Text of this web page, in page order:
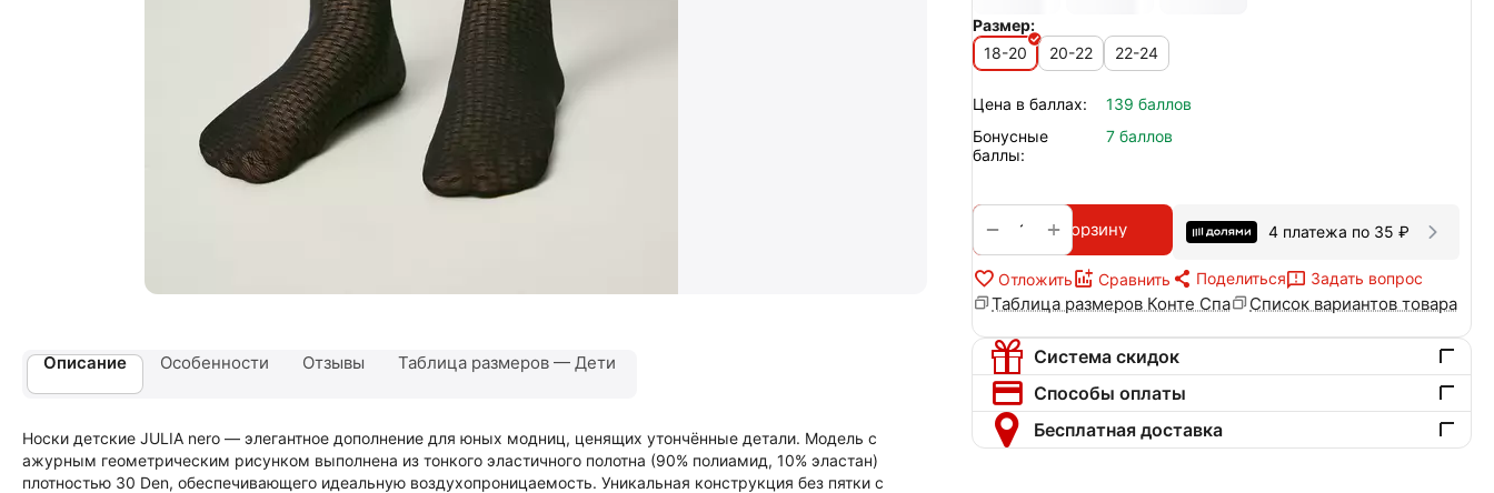
Размер:
18-20
20-22 22-24
Цена в баллах:
139 баллов
Бонусные
баллы:
7 баллов
+
− В корзину 4 платежа по 35 ₽
Отложить Сравнить Поделиться Задать вопрос
Таблица размеров Конте Спа Список вариантов товара
Система скидок
Способы оплаты
Бесплатная доставка
Описание Особенности Отзывы Таблица размеров — Дети
Носки детские JULIA nero — элегантное дополнение для юных модниц, ценящих утончённые детали. Модель с
ажурным геометрическим рисунком выполнена из тонкого эластичного полотна (90% полиамид, 10% эластан)
плотностью 30 Den, обеспечивающего идеальную воздухопроницаемость. Уникальная конструкция без пятки с